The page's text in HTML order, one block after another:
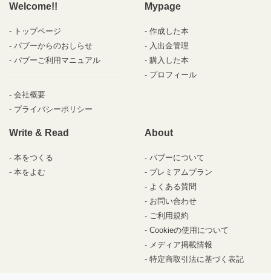
Welcome!!
トップページ
パブーからのおしらせ
パブーご利用マニュアル
会社概要
プライバシーポリシー
Mypage
作成した本
入出金管理
購入した本
プロフィール
Write & Read
本をつくる
本をよむ
About
パブーについて
プレミアムプラン
よくある質問
お問い合わせ
ご利用規約
Cookieの使用について
メディア掲載情報
特定商取引法に基づく表記